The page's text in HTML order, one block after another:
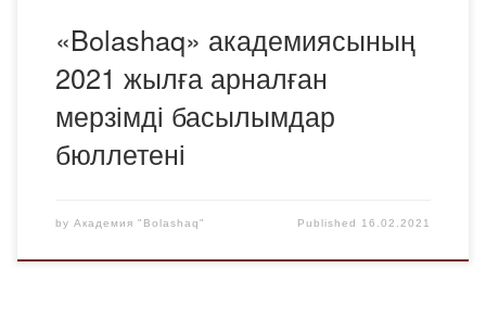
«Bolashaq» академиясының
2021 жылға арналған
мерзімді басылымдар
бюллетені
by Академия "Bolashaq" Published 16.02.2021